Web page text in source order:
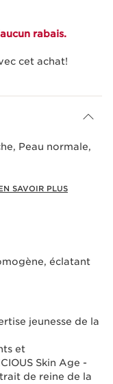
rabais.
cet achat!
Peau normale,
SAVOIR PLUS
éclatant
jeunesse de la
et
Skin Age -
de reine de la